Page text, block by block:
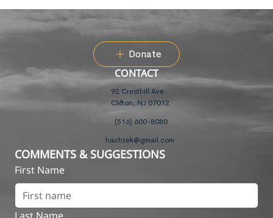
Donate
CONTACT
92 Cresthill Ave
Clifton, NJ 07012
(516) 600-8080
hachzek@gmail.com
COMMENTS & SUGGESTIONS
First Name